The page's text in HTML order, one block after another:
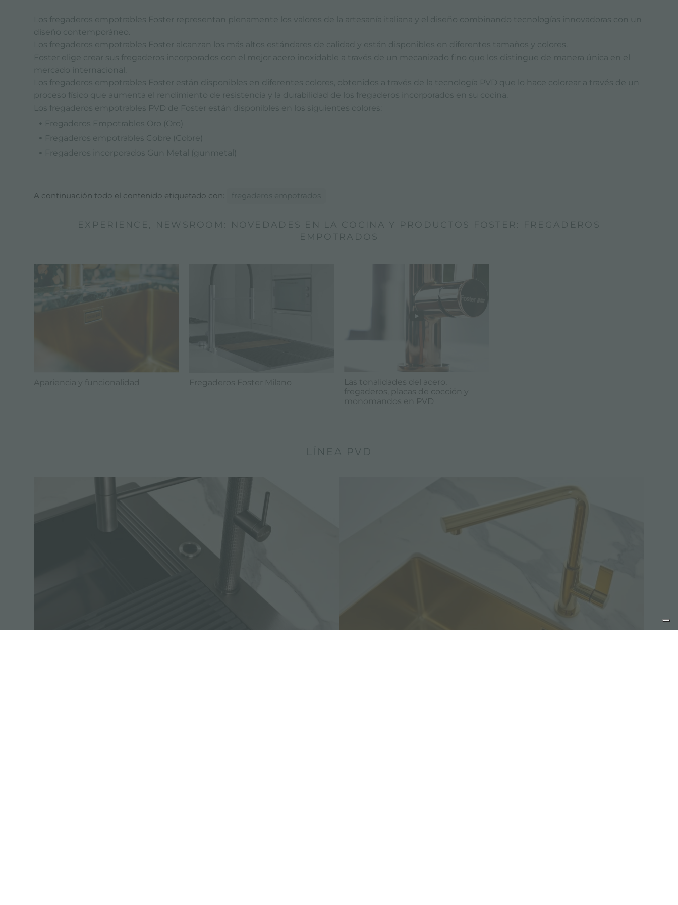
Los fregaderos empotrables Foster representan plenamente los valores de la artesanía italiana y el diseño combinando tecnologías innovadoras con un
diseño contemporáneo.
Los fregaderos empotrables Foster alcanzan los más altos estándares de calidad y están disponibles en diferentes tamaños y colores.
Foster elige crear sus fregaderos incorporados con el mejor acero inoxidable a través de un mecanizado fino que los distingue de manera única en el
mercado internacional.
Los fregaderos empotrables Foster están disponibles en diferentes colores, obtenidos a través de la tecnología PVD que lo hace colorear a través de un
proceso físico que aumenta el rendimiento de resistencia y la durabilidad de los fregaderos incorporados en su cocina.
Los fregaderos empotrables PVD de Foster están disponibles en los siguientes colores:
Fregaderos Empotrables Oro (Oro)
Fregaderos empotrables Cobre (Cobre)
Fregaderos incorporados Gun Metal (gunmetal)
A continuación todo el contenido etiquetado con: fregaderos empotrados
EXPERIENCE, NEWSROOM: NOVEDADES EN LA COCINA Y PRODUCTOS FOSTER: FREGADEROS
EMPOTRADOS
Apariencia y funcionalidad Fregaderos Foster Milano
Las tonalidades del acero,
fregaderos, placas de cocción y
monomandos en PVD
LÍNEA PVD